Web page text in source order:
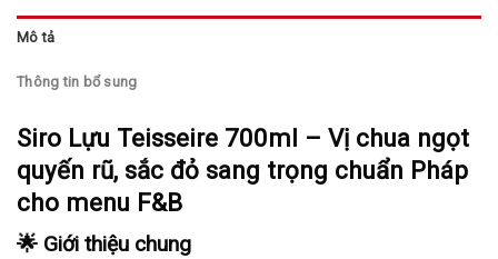
Mô tả
Thông tin bổ sung
Siro Lựu Teisseire 700ml – Vị chua ngọt
quyến rũ, sắc đỏ sang trọng chuẩn Pháp
cho menu F&B
🌟 Giới thiệu chung